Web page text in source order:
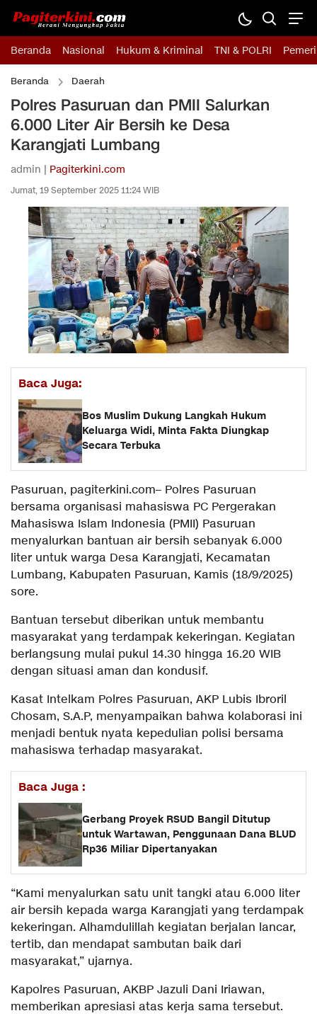
Beranda Nasional Hukum & Kriminal TNI & POLRI
Beranda Daerah
Polres Pasuruan dan PMII Salurkan
6.000 Liter Air Bersih ke Desa
Karangjati Lumbang
admin | Pagiterkini.com
Jumat, 19 September 2025 11:24 WIB
Baca Juga:
Bos Muslim Dukung Langkah Hukum
Keluarga Widi, Minta Fakta Diungkap
Secara Terbuka
Pasuruan, pagiterkini.com– Polres Pasuruan
bersama organisasi mahasiswa PC Pergerakan
Mahasiswa Islam Indonesia (PMII) Pasuruan
menyalurkan bantuan air bersih sebanyak 6.000
liter untuk warga Desa Karangjati, Kecamatan
Lumbang, Kabupaten Pasuruan, Kamis (18/9/2025)
sore.
Bantuan tersebut diberikan untuk membantu
masyarakat yang terdampak kekeringan. Kegiatan
berlangsung mulai pukul 14.30 hingga 16.20 WIB
dengan situasi aman dan kondusif.
Kasat Intelkam Polres Pasuruan, AKP Lubis Ibroril
Chosam, S.A.P, menyampaikan bahwa kolaborasi ini
menjadi bentuk nyata kepedulian polisi bersama
mahasiswa terhadap masyarakat.
Baca Juga :
Gerbang Proyek RSUD Bangil Ditutup
untuk Wartawan, Penggunaan Dana BLUD
Rp36 Miliar Dipertanyakan
“Kami menyalurkan satu unit tangki atau 6.000 liter
air bersih kepada warga Karangjati yang terdampak
kekeringan. Alhamdulillah kegiatan berjalan lancar,
tertib, dan mendapat sambutan baik dari
masyarakat,” ujarnya.
Kapolres Pasuruan, AKBP Jazuli Dani Iriawan,
memberikan apresiasi atas kerja sama tersebut.